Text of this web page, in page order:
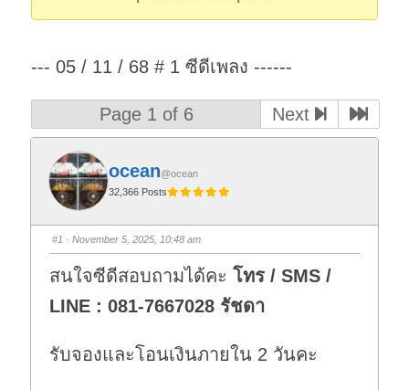
--- 05 / 11 / 68 # 1 ซีดีเพลง ------
Page 1 of 6 Next
ocean@ocean
32,366 Posts
#1 · November 5, 2025, 10:48 am
สนใจซีดีสอบถามได้คะโทร / SMS /
LINE : 081-7667028 รัชดา
รับจองและโอนเงินภายใน 2 วันคะ